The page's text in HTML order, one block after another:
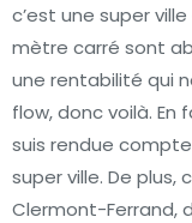
c’est une super
mètre carré sont
une rentabilité qui
flow, donc voilà.
suis rendue
super ville. De plus,
Clermont-Ferrand,